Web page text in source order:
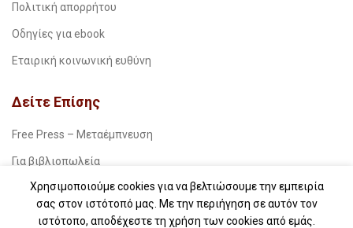
Πολιτική απορρήτου
Οδηγίες για ebook
Εταιρική κοινωνική ευθύνη
Δείτε Επίσης
Free Press – Μεταέμπνευση
Για βιβλιοπωλεία
Για λέσχες ανάγνωσης
Για δημοσιογράφους
Χρησιμοποιούμε cookies για να βελτιώσουμε την εμπειρία
σας στον ιστότοπό μας. Με την περιήγηση σε αυτόν τον
ιστότοπο, αποδέχεστε τη χρήση των cookies από εμάς.